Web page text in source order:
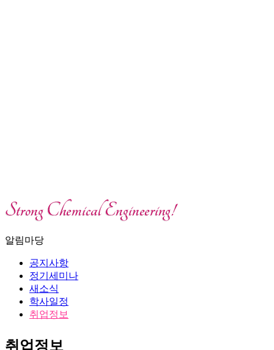
알림마당
공지사항
정기세미나
새소식
학사일정
취업정보
취업정보